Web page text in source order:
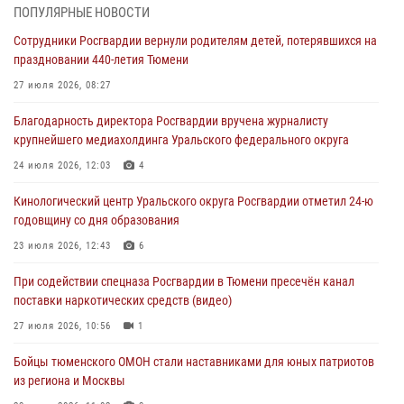
06 августа 2026, 04:41 3
Росгвардейцы в Тюменской области почтили память генерала
армии Ивана Кирилловича Яковлева
05 августа 2026, 11:03
В Тюмени офицер Росгвардии в радиоэфире напомнил гражданам о
мерах безопасного владения оружием
05 августа 2026, 09:56
Военнослужащие Росгвардии сбили дрон-разведчик ВСУ на южном
направлении
05 августа 2026, 05:35
Стальной характер продемонстрировали росгвардейцы в ходе
масштабных спортивных событий на Урале
05 августа 2026, 05:22
ПОПУЛЯРНЫЕ НОВОСТИ
Сотрудники Росгвардии вернули родителям детей, потерявшихся на
праздновании 440-летия Тюмени
27 июля 2026, 08:27
Благодарность директора Росгвардии вручена журналисту
крупнейшего медиахолдинга Уральского федерального округа
24 июля 2026, 12:03 4
Кинологический центр Уральского округа Росгвардии отметил 24-ю
годовщину со дня образования
23 июля 2026, 12:43 6
При содействии спецназа Росгвардии в Тюмени пресечён канал
поставки наркотических средств (видео)
27 июля 2026, 10:56 1
Бойцы тюменского ОМОН стали наставниками для юных патриотов
из региона и Москвы